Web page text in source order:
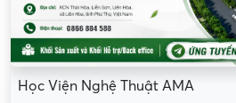
Học Viện Nghệ Thuật AMA